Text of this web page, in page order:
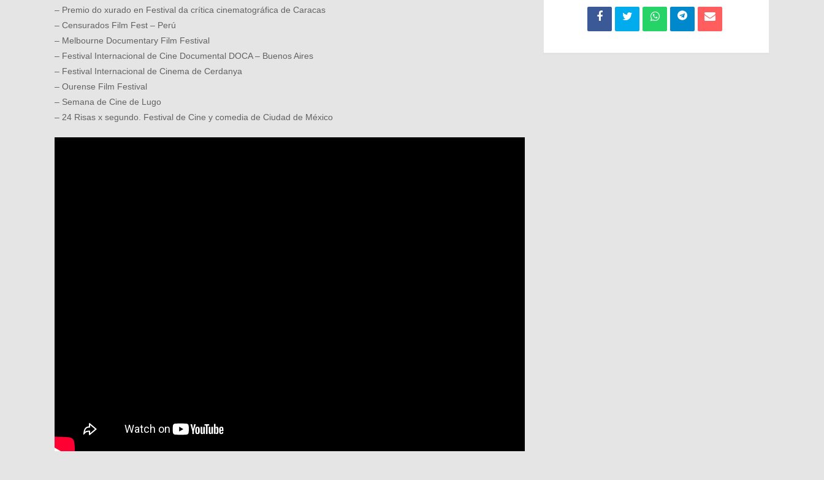
– Premio do xurado en Festival da crítica cinematográfica de Caracas
– Censurados Film Fest – Perú
– Melbourne Documentary Film Festival
– Festival Internacional de Cine Documental DOCA – Buenos Aires
– Festival Internacional de Cinema de Cerdanya
– Ourense Film Festival
– Semana de Cine de Lugo
– 24 Risas x segundo. Festival de Cine y comedia de Ciudad de México